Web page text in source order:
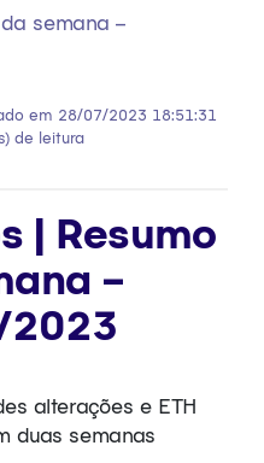
semana –
em 28/07/2023 18:51:31
de leitura
| Resumo
–
alterações e ETH
duas semanas